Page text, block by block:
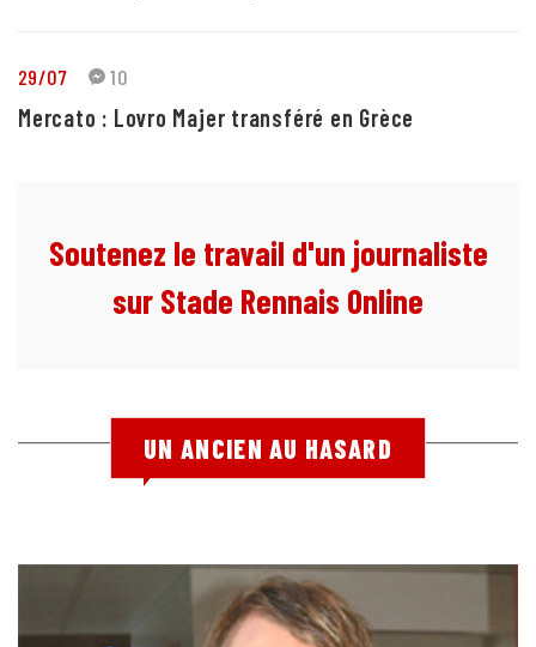
29/07 10
Mercato : Lovro Majer transféré en Grèce
Soutenez le travail d'un journaliste
sur Stade Rennais Online
UN ANCIEN AU HASARD